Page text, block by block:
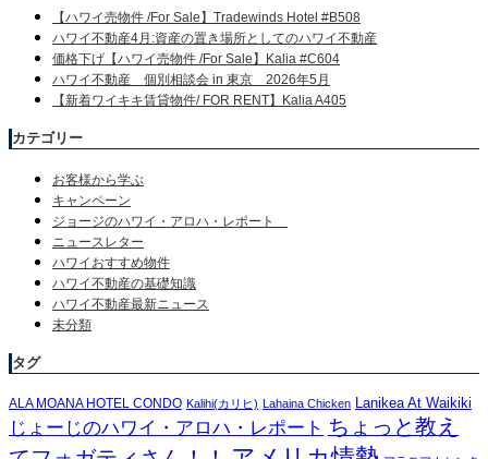
【ハワイ売物件 /For Sale】Tradewinds Hotel #B508
ハワイ不動産4月:資産の置き場所としてのハワイ不動産
価格下げ【ハワイ売物件 /For Sale】Kalia #C604
ハワイ不動産 個別相談会 in 東京 2026年5月
【新着ワイキキ賃貸物件/ FOR RENT】Kalia A405
カテゴリー
お客様から学ぶ
キャンペーン
ジョージのハワイ・アロハ・レポート
ニュースレター
ハワイおすすめ物件
ハワイ不動産の基礎知識
ハワイ不動産最新ニュース
未分類
タグ
ALA MOANA HOTEL CONDO Kalihi(カリヒ) Lahaina Chicken Lanikea At Waikiki
じょーじのハワイ・アロハ・レポート ちょっと教え